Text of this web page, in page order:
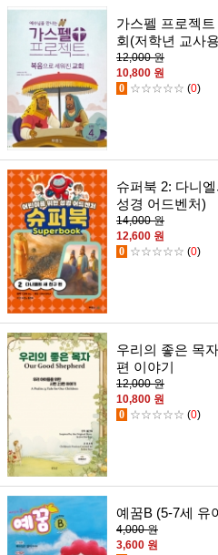
가스펠 프로젝
회(저학년 교사
12,000 원
10,800 원
0 ☆☆☆☆☆ (0)
슈퍼북 2: 다니
성경 어드벤처)
14,000 원
12,600 원
0 ☆☆☆☆☆ (0)
우리의 좋은 목
편 이야기
12,000 원
10,800 원
0 ☆☆☆☆☆ (0)
예꿈B (5-7세 유
4,000 원
3,600 원